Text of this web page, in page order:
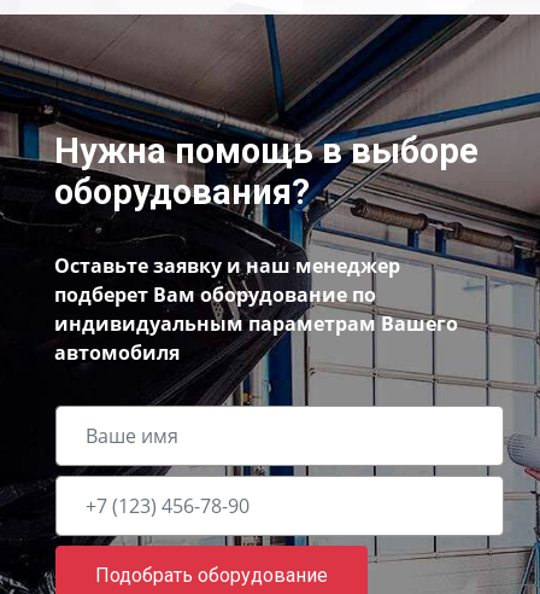
Нужна помощь в выборе
оборудования?
Оставьте заявку и наш менеджер
подберет Вам оборудование по
индивидуальным параметрам Вашего
автомобиля
Подобрать оборудование